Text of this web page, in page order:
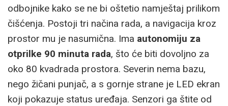
odbojnike kako se ne bi oštetio namještaj prilikom
čišćenja. Postoji tri načina rada, a navigacija kroz
prostor mu je nasumična. Ima autonomiju za
otprilke 90 minuta rada, što će biti dovoljno za
oko 80 kvadrada prostora. Severin nema bazu,
nego žičani punjač, a s gornje strane je LED ekran
koji pokazuje status uređaja. Senzori ga štite od